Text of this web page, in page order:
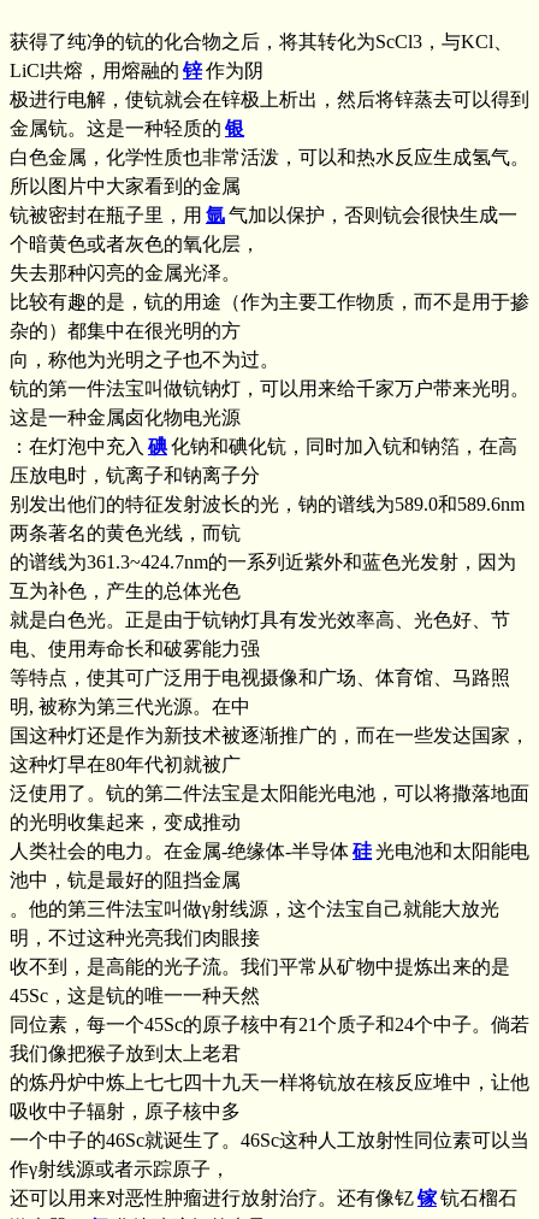
获得了纯净的钪的化合物之后，将其转化为ScCl3，与KCl、
LiCl共熔，用熔融的 锌作为阴
极进行电解，使钪就会在锌极上析出，然后将锌蒸去可以得到
金属钪。这是一种轻质的 银
白色金属，化学性质也非常活泼，可以和热水反应生成氢气。
所以图片中大家看到的金属
钪被密封在瓶子里，用 氩气加以保护，否则钪会很快生成一
个暗黄色或者灰色的氧化层，
失去那种闪亮的金属光泽。
比较有趣的是，钪的用途（作为主要工作物质，而不是用于掺
杂的）都集中在很光明的方
向，称他为光明之子也不为过。
钪的第一件法宝叫做钪钠灯，可以用来给千家万户带来光明。
这是一种金属卤化物电光源
：在灯泡中充入 碘化钠和碘化钪，同时加入钪和钠箔，在高
压放电时，钪离子和钠离子分
别发出他们的特征发射波长的光，钠的谱线为589.0和589.6nm
两条著名的黄色光线，而钪
的谱线为361.3~424.7nm的一系列近紫外和蓝色光发射，因为
互为补色，产生的总体光色
就是白色光。正是由于钪钠灯具有发光效率高、光色好、节
电、使用寿命长和破雾能力强
等特点，使其可广泛用于电视摄像和广场、体育馆、马路照
明, 被称为第三代光源。在中
国这种灯还是作为新技术被逐渐推广的，而在一些发达国家，
这种灯早在80年代初就被广
泛使用了。钪的第二件法宝是太阳能光电池，可以将撒落地面
的光明收集起来，变成推动
人类社会的电力。在金属-绝缘体-半导体硅光电池和太阳能电
池中，钪是最好的阻挡金属
。他的第三件法宝叫做γ射线源，这个法宝自己就能大放光
明，不过这种光亮我们肉眼接
收不到，是高能的光子流。我们平常从矿物中提炼出来的是
45Sc，这是钪的唯一一种天然
同位素，每一个45Sc的原子核中有21个质子和24个中子。倘若
我们像把猴子放到太上老君
的炼丹炉中炼上七七四十九天一样将钪放在核反应堆中，让他
吸收中子辐射，原子核中多
一个中子的46Sc就诞生了。46Sc这种人工放射性同位素可以当
作γ射线源或者示踪原子，
还可以用来对恶性肿瘤进行放射治疗。还有像钇镓钪石榴石